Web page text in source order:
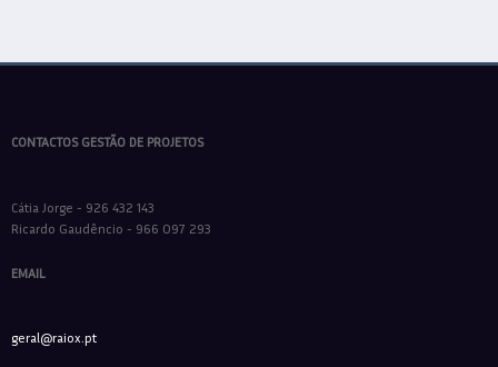
CONTACTOS GESTÃO DE PROJETOS
Cátia Jorge - 926 432 143
Ricardo Gaudêncio - 966 097 293
EMAIL
geral@raiox.pt